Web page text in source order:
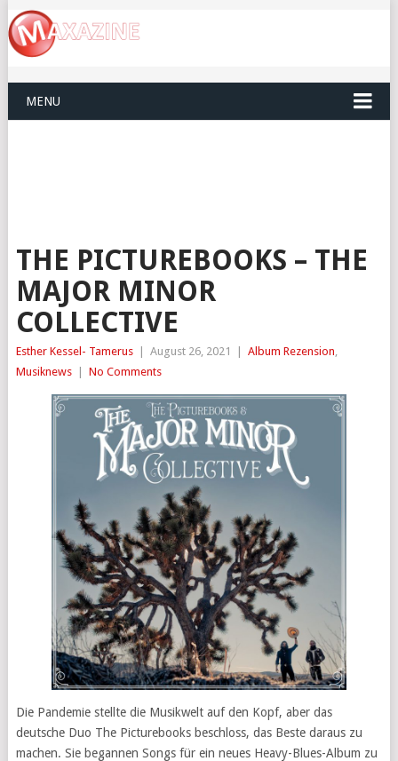
MENU
THE PICTUREBOOKS – THE
MAJOR MINOR
COLLECTIVE
Esther Kessel- Tamerus August 26, 2021 Album Rezension,
Musiknews
No Comments
Die Pandemie stellte die Musikwelt auf den Kopf, aber das
deutsche Duo The Picturebooks beschloss, das Beste daraus zu
machen. Sie begannen Songs für ein neues Heavy-Blues-Album zu